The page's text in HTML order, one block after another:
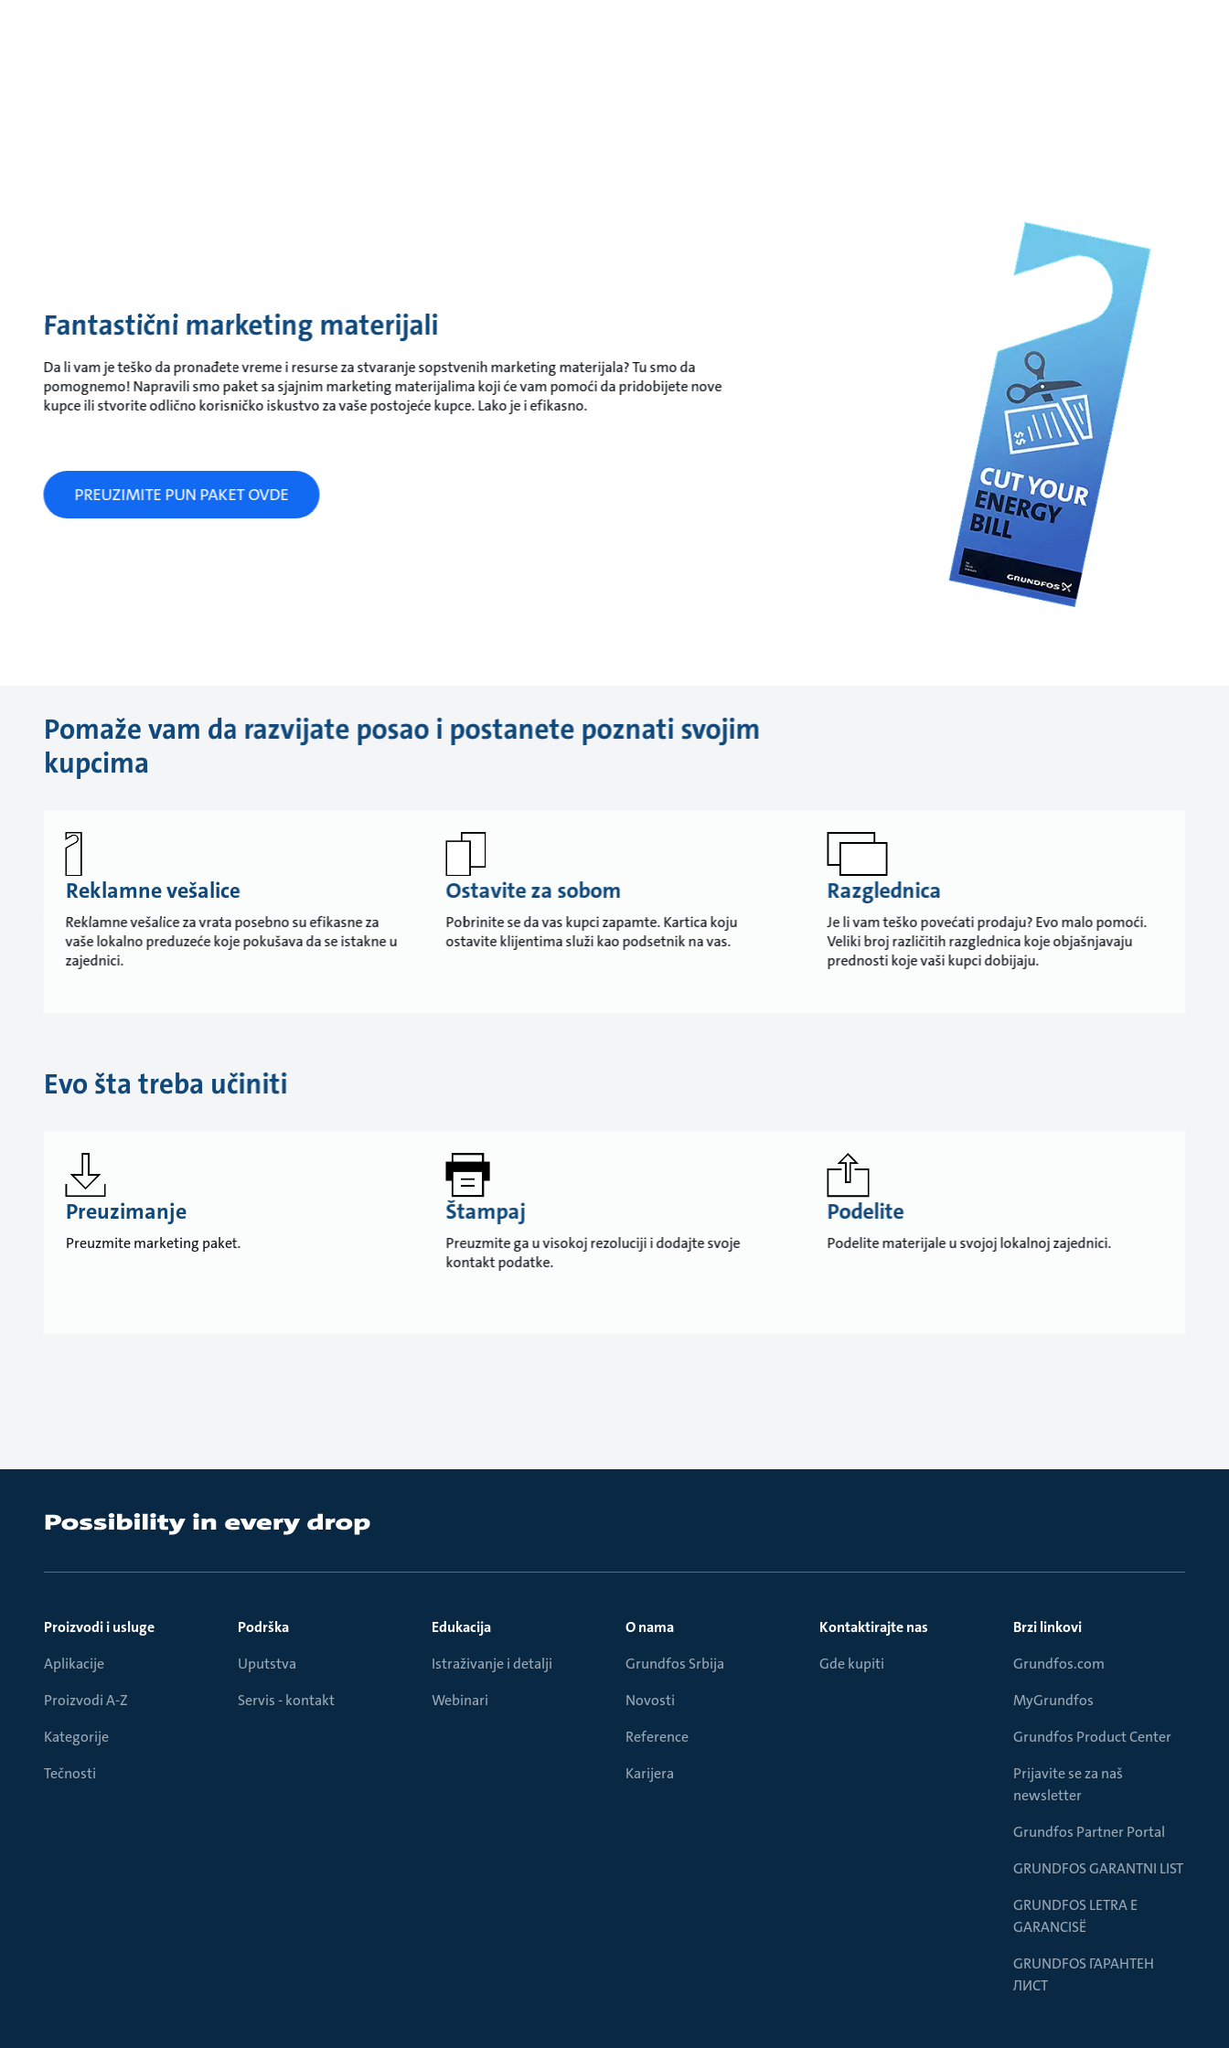
Fantastični marketing materijali
Da li vam je teško da pronađete vreme i resurse za stvaranje sopstvenih marketing materijala? Tu smo da
pomognemo! Napravili smo paket sa sjajnim marketing materijalima koji će vam pomoći da pridobijete nove
kupce ili stvorite odlično korisničko iskustvo za vaše postojeće kupce. Lako je i efikasno.
PREUZIMITE PUN PAKET OVDE
Pomaže vam da razvijate posao i postanete poznati svojim
kupcima
Reklamne vešalice
Reklamne vešalice za vrata posebno su efikasne za
vaše lokalno preduzeće koje pokušava da se istakne u
zajednici.
Ostavite za sobom
Pobrinite se da vas kupci zapamte. Kartica koju
ostavite klijentima služi kao podsetnik na vas.
Razglednica
Je li vam teško povećati prodaju? Evo malo pomoći.
Veliki broj različitih razglednica koje objašnjavaju
prednosti koje vaši kupci dobijaju.
Evo šta treba učiniti
Preuzimanje
Preuzmite marketing paket.
Štampaj
Preuzmite ga u visokoj rezoluciji i dodajte svoje
kontakt podatke.
Podelite
Podelite materijale u svojoj lokalnoj zajednici.
Proizvodi i usluge
Aplikacije
Proizvodi A-Z
Kategorije
Tečnosti
Podrška
Uputstva
Servis - kontakt
Edukacija
Istraživanje i detalji
Webinari
O nama
Grundfos Srbija
Novosti
Reference
Karijera
Kontaktirajte nas
Gde kupiti
Brzi linkovi
Grundfos.com
MyGrundfos
Grundfos Product Center
Prijavite se za naš
newsletter
Grundfos Partner Portal
GRUNDFOS GARANTNI LIST
GRUNDFOS LETRA E
GARANCISË
GRUNDFOS ГАРАНТЕН
ЛИСТ